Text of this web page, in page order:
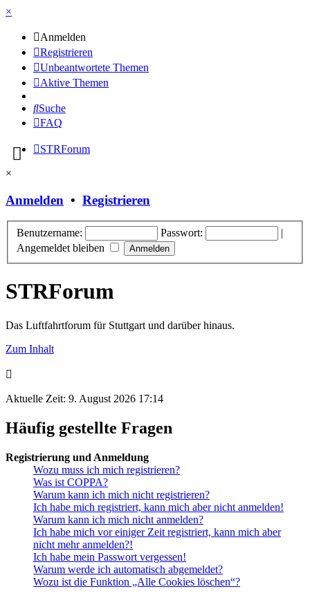
×
Anmelden
Registrieren
Unbeantwortete Themen
Aktive Themen
Suche
FAQ
STRForum
×
Anmelden • Registrieren
Benutzername: Passwort:
|
Angemeldet bleiben
STRForum
Das Luftfahrtforum für Stuttgart und darüber hinaus.
Zum Inhalt
Aktuelle Zeit: 9. August 2026 17:14
Häufig gestellte Fragen
Registrierung und Anmeldung
Wozu muss ich mich registrieren?
Was ist COPPA?
Warum kann ich mich nicht registrieren?
Ich habe mich registriert, kann mich aber nicht anmelden!
Warum kann ich mich nicht anmelden?
Ich habe mich vor einiger Zeit registriert, kann mich aber
nicht mehr anmelden?!
Ich habe mein Passwort vergessen!
Warum werde ich automatisch abgemeldet?
Wozu ist die Funktion „Alle Cookies löschen“?